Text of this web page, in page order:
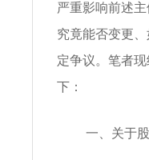
严重影响前述
究竟能否变更
定争议。笔者
下：
一、关于